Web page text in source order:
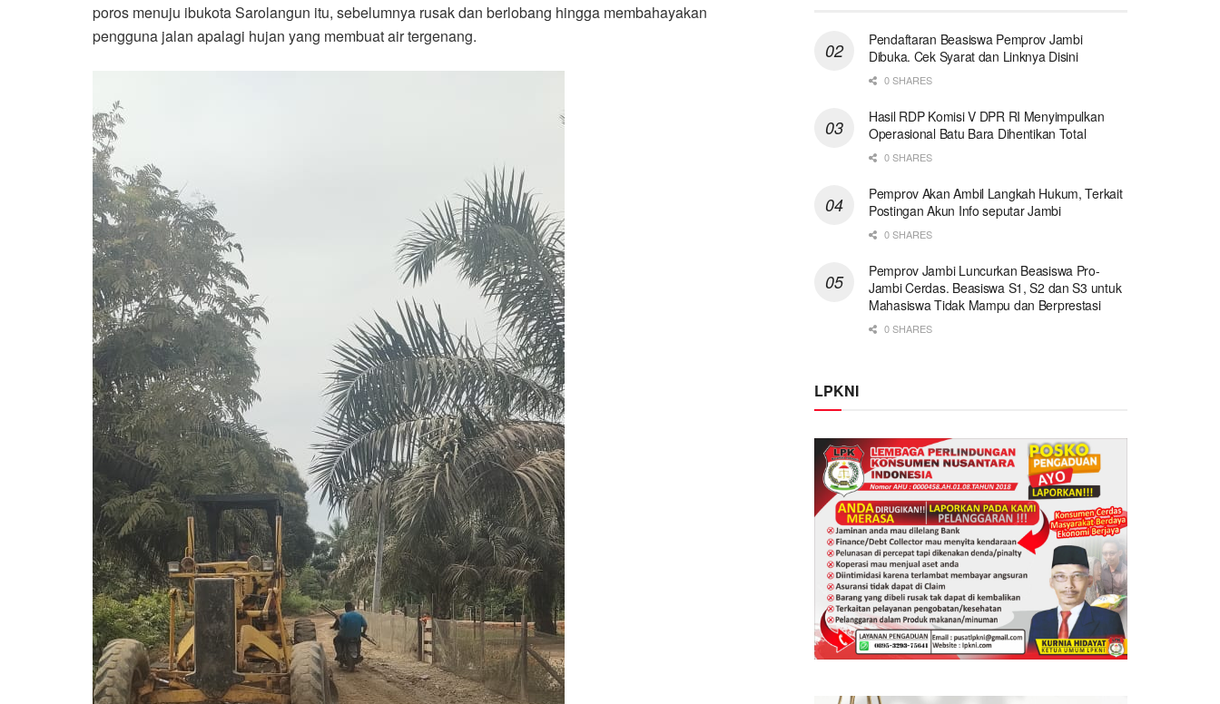
poros menuju ibukota Sarolangun itu, sebelumnya rusak dan berlobang hingga membahayakan
pengguna jalan apalagi hujan yang membuat air tergenang.
Pendaftaran Beasiswa Pemprov Jambi
Dibuka. Cek Syarat dan Linknya Disini
0 SHARES
Hasil RDP Komisi V DPR RI Menyimpulkan
Operasional Batu Bara Dihentikan Total
0 SHARES
Pemprov Akan Ambil Langkah Hukum, Terkait
Postingan Akun Info seputar Jambi
0 SHARES
Pemprov Jambi Luncurkan Beasiswa Pro-
Jambi Cerdas. Beasiswa S1, S2 dan S3 untuk
Mahasiswa Tidak Mampu dan Berprestasi
0 SHARES
LPKNI